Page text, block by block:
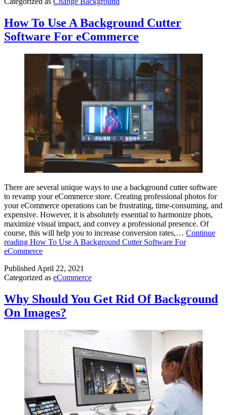
How To Use A Background Cutter
Software For eCommerce
There are several unique ways to use a background cutter software
to revamp your eCommerce store. Creating professional photos for
your eCommerce operations can be frustrating, time-consuming, and
expensive. However, it is absolutely essential to harmonize phots,
maximize visual impact, and convey a professional presence. Of
course, this will help you to increase conversion rates,… Continue
reading How To Use A Background Cutter Software For
eCommerce
Published April 22, 2021
Categorized as eCommerce
Why Should You Get Rid Of Background
On Images?